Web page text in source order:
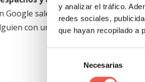
y analizar el tráfico.
redes sociales,
que hayan recopilado a
consentimiento
Necesarias
Google salen decenas de opciones
con un caso parecido al tuyo.